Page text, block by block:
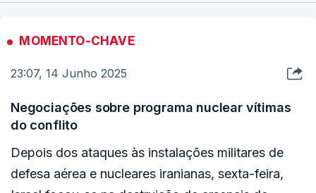
MOMENTO-CHAVE
23:07, 14 Junho 2025
Negociações sobre programa nuclear vítimas
do conflito
Depois dos ataques às instalações militares de
defesa aérea e nucleares iranianas, sexta-feira,